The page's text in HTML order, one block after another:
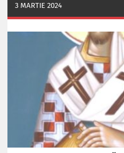
3 MARTIE 2024